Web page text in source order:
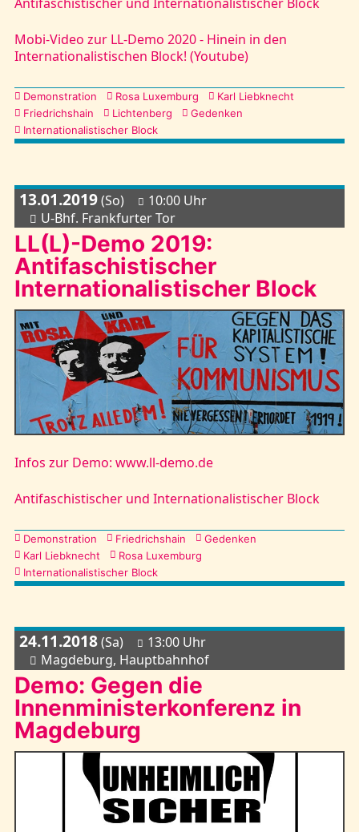
Antifaschistischer und Internationalistischer Block
Mobi-Video zur LL-Demo 2020 - Hinein in den
Internationalistischen Block! (Youtube)
Kategorien
Demonstration Rosa Luxemburg
Karl Liebknecht
Friedrichshain
Lichtenberg
Gedenken
Internationalistischer Block
13.01.2019(So)
10:00 Uhr
U-Bhf. Frankfurter Tor
LL(L)-Demo 2019:
Antifaschistischer
Internationalistischer Block
Infos zur Demo: www.ll-demo.de
Antifaschistischer und Internationalistischer Block
Kategorien
Demonstration Friedrichshain
Gedenken
Karl Liebknecht
Rosa Luxemburg
Internationalistischer Block
24.11.2018(Sa)
13:00 Uhr
Magdeburg, Hauptbahnhof
Demo: Gegen die
Innenministerkonferenz in
Magdeburg